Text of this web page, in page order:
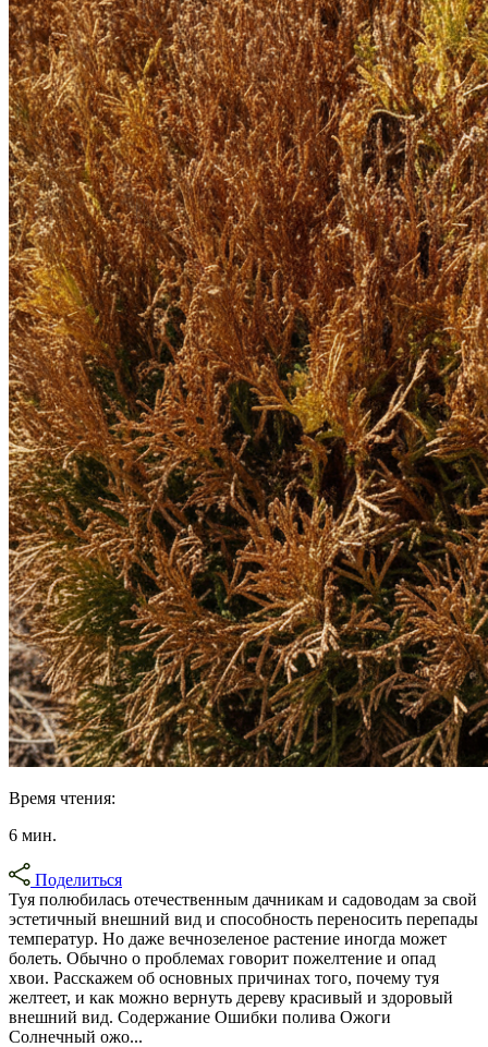
Время чтения:
6 мин.
Поделиться
Туя полюбилась отечественным дачникам и садоводам за свой
эстетичный внешний вид и способность переносить перепады
температур. Но даже вечнозеленое растение иногда может
болеть. Обычно о проблемах говорит пожелтение и опад
хвои. Расскажем об основных причинах того, почему туя
желтеет, и как можно вернуть дереву красивый и здоровый
внешний вид. Содержание Ошибки полива Ожоги
Солнечный ожо...